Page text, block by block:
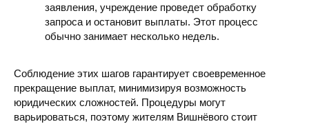
заявления, учреждение проведет обработку
запроса и остановит выплаты. Этот процесс
обычно занимает несколько недель.
Соблюдение этих шагов гарантирует своевременное
прекращение выплат, минимизируя возможность
юридических сложностей. Процедуры могут
варьироваться, поэтому жителям Вишнёвого стоит